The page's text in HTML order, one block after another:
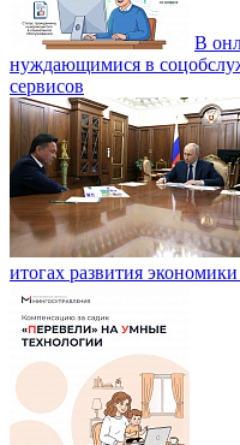
В
нуждающимися в
сервисов
итогах развития